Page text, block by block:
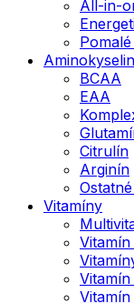
All-in-
BCAA
EAA
Citrulín
Arginín
Vitamíny
Vitamín
Vitamín
Vitamín